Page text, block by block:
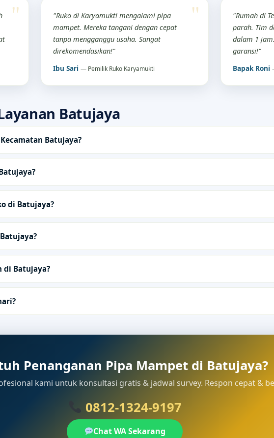
"Ruko di Karyamukti mengalami pipa
mampet. Mereka tangani dengan cepat
tanpa mengganggu usaha. Sangat
direkomendasikan!"
Ibu Sari— Pemilik Ruko Karyamukti
"Rumah di
parah. Tim
dalam 1
garansi!"
Bapak Roni
Batujaya
Batujaya?
di Batujaya?
di Batujaya?
Penanganan Pipa Mampet di Batujaya?
kami untuk konsultasi gratis & jadwal survey. Respon cepat &
0812-1324-9197
Chat WA Sekarang